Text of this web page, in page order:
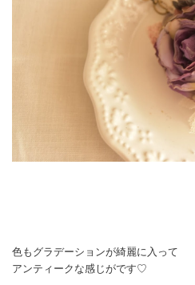
色もグラデーションが綺麗に入って
アンティークな感じがです♡